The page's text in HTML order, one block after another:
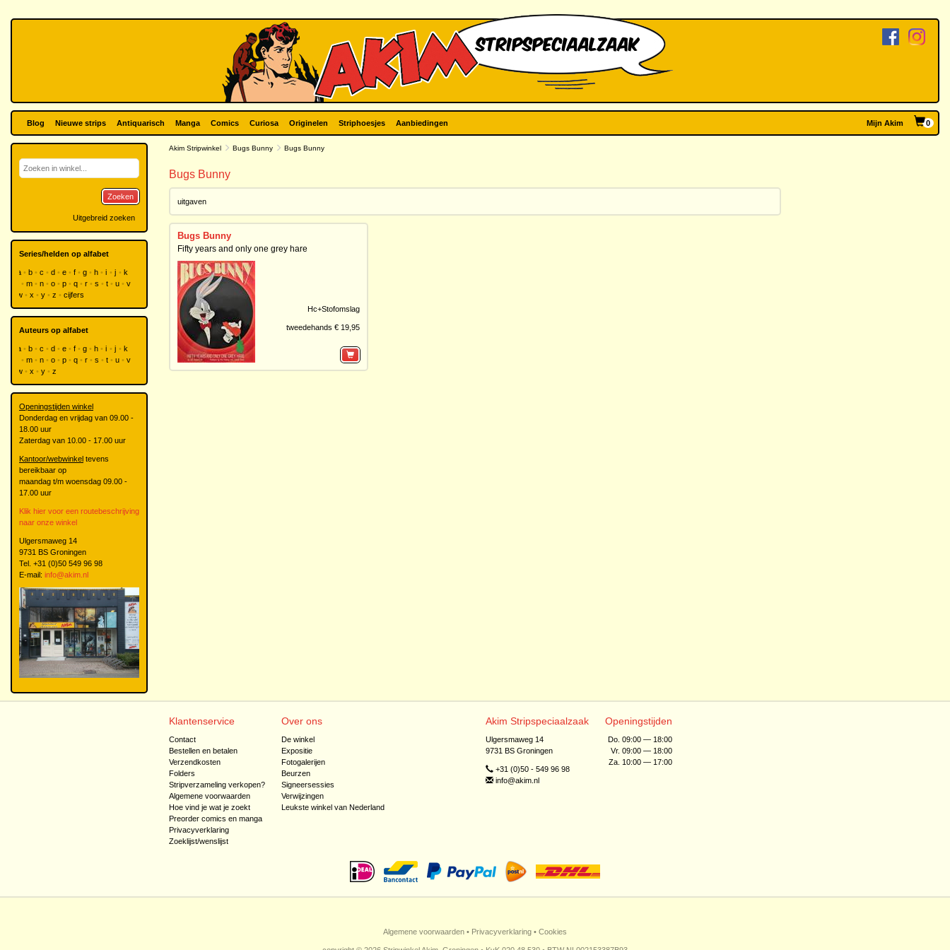
Blog Nieuwe strips Antiquarisch Manga Comics Curiosa Originelen Striphoesjes Aanbiedingen Mijn Akim 0
Akim Stripwinkel Bugs Bunny Bugs Bunny
Bugs Bunny
uitgaven
Bugs Bunny
Fifty years and only one grey hare
Hc+Stofomslag
tweedehands € 19,95
Zoeken
Uitgebreid zoeken
Series/helden op alfabet
a b c d e f g h i j
k
m n o p q r s t u
v
w
x y z cijfers
Auteurs op alfabet
a b c d e f g h i j
k
m n o p q r s t u
v
w
x y z
Openingstijden winkel
Donderdag en vrijdag van 09.00 -
18.00 uur
Zaterdag van 10.00 - 17.00 uur
Kantoor/webwinkel tevens
bereikbaar op
maandag t/m woensdag 09.00 -
17.00 uur
Klik hier voor een routebeschrijving
naar onze winkel
Ulgersmaweg 14
9731 BS Groningen
Tel. +31 (0)50 549 96 98
E-mail: info@akim.nl
Klantenservice
Contact
Bestellen en betalen
Verzendkosten
Folders
Stripverzameling verkopen?
Algemene voorwaarden
Hoe vind je wat je zoekt
Preorder comics en manga
Privacyverklaring
Zoeklijst/wenslijst
Over ons
De winkel
Expositie
Fotogalerijen
Beurzen
Signeersessies
Verwijzingen
Leukste winkel van Nederland
Akim Stripspeciaalzaak
Ulgersmaweg 14
9731 BS Groningen
+31 (0)50 - 549 96 98
info@akim.nl
Openingstijden
Do. 09:00 — 18:00
Vr. 09:00 — 18:00
Za. 10:00 — 17:00
Algemene voorwaarden • Privacyverklaring • Cookies